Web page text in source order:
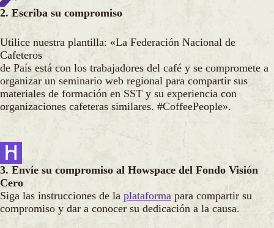
2. Escriba su compromiso
Utilice nuestra plantilla: «La Federación Nacional de
Cafeteros
de País está con los trabajadores del café y se compromete a
organizar un seminario web regional para compartir sus
materiales de formación en SST y su experiencia con
organizaciones cafeteras similares. #CoffeePeople».
3. Envíe su compromiso al Howspace del Fondo Visión
Cero
Siga las instrucciones de la plataforma para compartir su
compromiso y dar a conocer su dedicación a la causa.